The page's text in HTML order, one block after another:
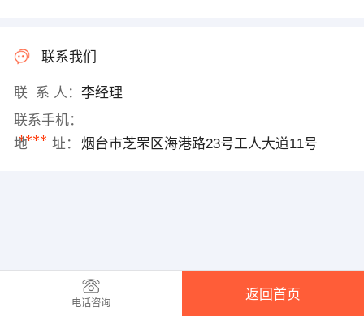
联系我们
联 系 人： 李经理
联系手机：
****
地 址： 烟台市芝罘区海港路23号工人大道11号
电话咨询
返回首页